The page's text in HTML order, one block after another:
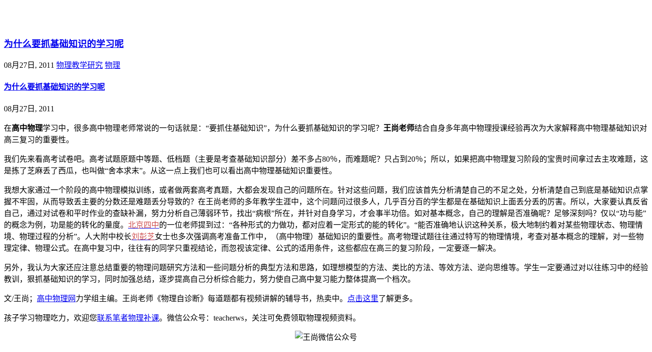
为什么要抓基础知识的学习呢
08月27日, 2011 物理教学研究 物理
为什么要抓基础知识的学习呢
08月27日, 2011
在高中物理学习中，很多高中物理老师常说的一句话就是：“要抓住基础知识”，为什么要抓基础知识的学习呢？ 王尚老师结合自身多年高中物理授课经验再次为大家解释高中物理基础知识对
高三复习的重要性。
我们先来看高考试卷吧。高考试题原题中等题、低档题（主要是考查基础知识部分）差不多占80％，而难题呢？只占到20％；所以，如果把高中物理复习阶段的宝贵时间拿过去主攻难题，这
是拣了芝麻丢了西瓜，也叫做“舍本求末”。从这一点上我们也可以看出高中物理基础知识重要性。
我想大家通过一个阶段的高中物理模拟训练，或者做两套高考真题，大都会发现自己的问题所在。针对这些问题，我们应该首先分析清楚自己的不足之处，分析清楚自己到底是基础知识点掌
握不牢固，从而导致丢主要的分数还是难题丢分导致的？在王尚老师的多年教学生涯中，这个问题问过很多人，几乎百分百的学生都是在基础知识上面丢分丢的厉害。所以，大家要认真反省
自己，通过对试卷和平时作业的查缺补漏，努力分析自己薄弱环节，找出“病根”所在，并针对自身学习，才会事半功倍。如对基本概念，自己的理解是否准确呢？足够深刻吗？仅以“功与能”
的概念为例，功是能的转化的量度。 北京四中的一位老师提到过：“各种形式的力做功，都对应着一定形式的能的转化”。“能否准确地认识这种关系，极大地制约着对某些物理状态、物理情
境、物理过程的分析”。人大附中校长刘彭芝女士也多次强调高考准备工作中，（高中物理）基础知识的重要性。高考物理试题往往通过特写的物理情境，考查对基本概念的理解，对一些物
理定律、物理公式。在高中复习中，往往有的同学只重视结论，而忽视该定律、公式的适用条件，这些都应在高三的复习阶段，一定要逐一解决。
另外，我认为大家还应注意总结重要的物理问题研究方法和一些问题分析的典型方法和思路，如理想模型的方法、类比的方法、等效方法、逆向思维等。学生一定要通过对以往练习中的经验
教训，狠抓基础知识的学习，同时加强总结，逐步提高自己分析综合能力，努力使自己高中复习能力整体提高一个档次。
文/王尚； 高中物理网 力学组主编。王尚老师《物理自诊断》每道题都有视频讲解的辅导书，热卖中。 点击这里了解更多。
孩子学习物理吃力，欢迎您联系笔者物理补课。微信公众号：teacherws，关注可免费领取物理视频资料。